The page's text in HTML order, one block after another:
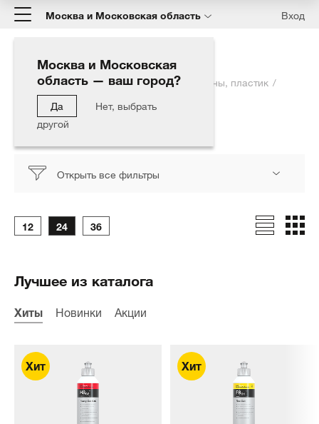
Москва и Московская область
Москва и Московская
область — ваш город?
Да
Нет, выбрать
другой
Вход
Главная Каталог Автокосметика
Шины, пластик
Покраска пластика
Покраска пластика
Открыть все фильтры
12 24 36
Лучшее из каталога
Хиты Новинки Акции